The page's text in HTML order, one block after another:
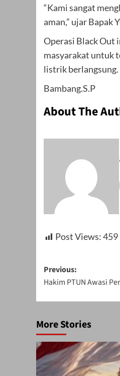
“Kami sangat
aman,” ujar Bapak
Operasi Black Out
masyarakat untuk
listrik berlangsung.
Bambang.S.P
About The
Post Views:459
Post
navigation
Previous:
Hakim PTUN Awasi
More Stories